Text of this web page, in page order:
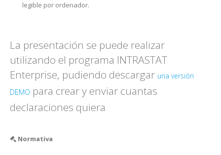
legible por ordenador.
La presentación se puede realizar
utilizando el programa INTRASTAT
Enterprise, pudiendo descargar una versión
DEMO para crear y enviar cuantas
declaraciones quiera
Normativa